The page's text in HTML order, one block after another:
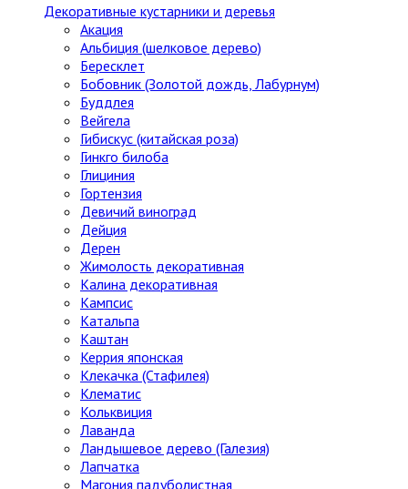
Декоративные кустарники и деревья
Акация
Альбиция (шелковое дерево)
Бересклет
Бобовник (Золотой дождь, Лабурнум)
Буддлея
Вейгела
Гибискус (китайская роза)
Гинкго билоба
Глициния
Гортензия
Девичий виноград
Дейция
Дерен
Жимолость декоративная
Калина декоративная
Кампсис
Катальпа
Каштан
Керрия японская
Клекачка (Стафилея)
Клематис
Кольквиция
Лаванда
Ландышевое дерево (Галезия)
Лапчатка
Магония падуболистная